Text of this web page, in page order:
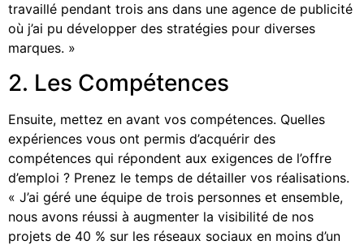
travaillé pendant trois ans dans une agence de publicité
où j’ai pu développer des stratégies pour diverses
marques. »
2. Les Compétences
Ensuite, mettez en avant vos compétences. Quelles
expériences vous ont permis d’acquérir des
compétences qui répondent aux exigences de l’offre
d’emploi ? Prenez le temps de détailler vos réalisations.
« J’ai géré une équipe de trois personnes et ensemble,
nous avons réussi à augmenter la visibilité de nos
projets de 40 % sur les réseaux sociaux en moins d’un